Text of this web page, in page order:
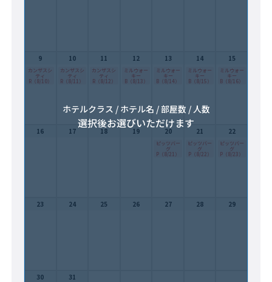
ホテルクラス / ホテル名 / 部屋数 / 人数
選択後お選びいただけます
9
カンザスシ
ティ
R（8/10）
10
カンザスシ
ティ
R（8/11）
11
カンザスシ
ティ
R（8/12）
12
ミルウォー
キー
B（8/13）
13
ミルウォー
キー
B（8/14）
14
ミルウォー
キー
B（8/15）
15
ミルウォー
キー
B（8/16）
16 17 18 19 20
ピッツバー
グ
P（8/21）
21
ピッツバー
グ
P（8/22）
22
ピッツバー
グ
P（8/23）
23 24 25 26 27 28 29
30 31